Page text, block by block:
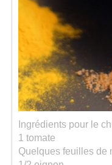
Ingrédients pour le
1 tomate
Quelques feuilles de